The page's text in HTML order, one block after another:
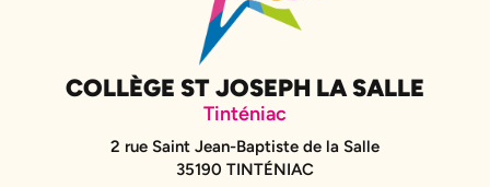
COLLÈGE ST JOSEPH LA SALLE
Tinténiac
2 rue Saint Jean-Baptiste de la Salle
35190 TINTÉNIAC